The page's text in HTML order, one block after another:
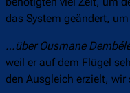
das System geändert,
…über Ousmane
weil er auf dem Flügel
den Ausgleich erzielt,